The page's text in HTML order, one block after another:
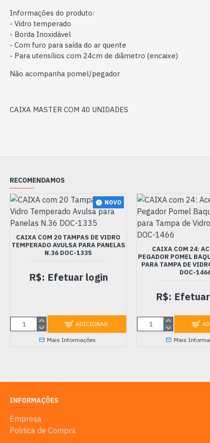
Informações do produto:
- Vidro temperado
- Borda Inoxidável
- Com furo para saída do ar quente
- Para utensílios com 24cm de diâmetro (encaixe)
Não acompanha pomel/pegador
CAIXA MASTER COM 40 UNIDADES
RECOMENDAMOS
NOVO
CAIXA COM 20 TAMPAS DE VIDRO
TEMPERADO AVULSA PARA PANELAS
N.36 DOC-1335
R$: Efetuar login
ADICIONAR
Mais Informações
CAIXA COM 24:
PEGADOR POMEL
PARA TAMPA DE
DOC-
R$:
Mais
INFORMAÇÕES
Empresa
Politica de Compra